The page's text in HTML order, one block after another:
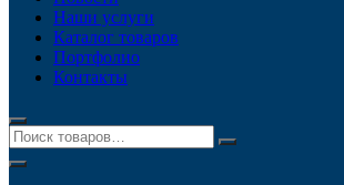
Наши услуги
Каталог товаров
Портфолио
Контакты